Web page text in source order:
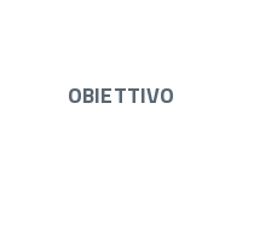
OBIETTIVO